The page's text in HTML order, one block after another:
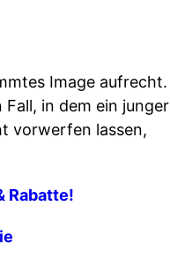
Image aufrecht.
in dem ein junger
vorwerfen lassen,
Rabatte!